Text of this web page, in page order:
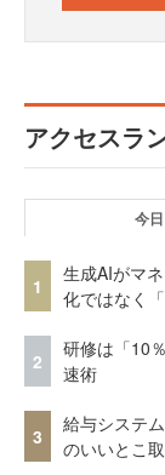
アクセスラ
今日
1
生成AIがマ
化ではなく
2
研修は「10
速術
3
給与システ
のいいとこ